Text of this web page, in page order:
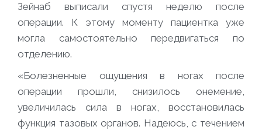
Зейнаб выписали спустя неделю после
операции. К этому моменту пациентка уже
могла самостоятельно передвигаться по
отделению.
«Болезненные ощущения в ногах после
операции прошли, снизилось онемение,
увеличилась сила в ногах, восстановилась
функция тазовых органов. Надеюсь, с течением